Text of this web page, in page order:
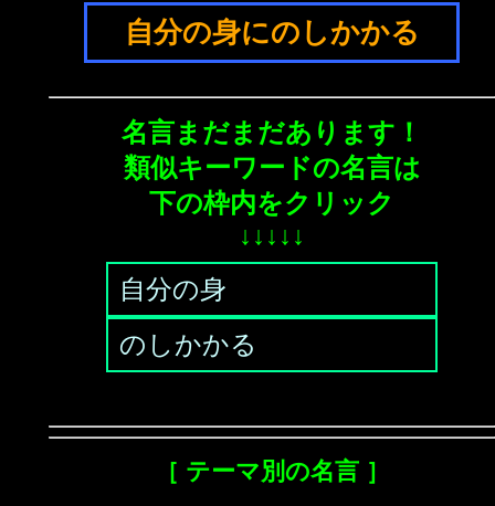
自分の身にのしかかる
名言まだまだあります！
類似キーワードの名言は
下の枠内をクリック
↓↓↓↓↓
自分の身
のしかかる
［ テーマ別の名言 ］